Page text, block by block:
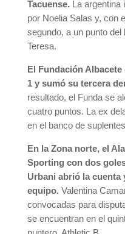
Tacuense. La argentina
por Noelia Salas y, con
segundo, a un punto
Teresa.
El Fundación
1 y sumó su tercera
resultado, el Funda se
cuatro puntos. La ex
en el banco de
En la Zona norte, el
Sporting con dos
Urbani abrió la cuenta
equipo. Valentina
convocadas para
se encuentran en el